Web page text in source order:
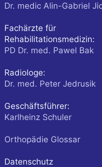
Dr. medic Alin-Gabriel
Fachärzte für
Rehabilitationsmedizin:
PD Dr. med. Pawel Bak
Radiologe:
Dr. med. Peter Jedrusik
Geschäftsführer:
Karlheinz Schuler
Orthopädie Glossar
Datenschutz